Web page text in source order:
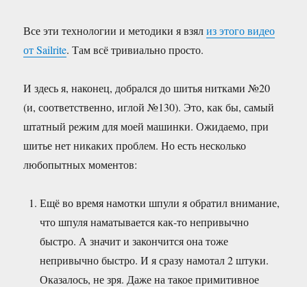
Все эти технологии и методики я взялиз этого видео
от Sailrite. Там всё тривиально просто.
И здесь я, наконец, добрался до шитья нитками №20
(и, соответственно, иглой №130). Это, как бы, самый
штатный режим для моей машинки. Ожидаемо, при
шитье нет никаких проблем. Но есть несколько
любопытных моментов:
Ещё во время намотки шпули я обратил внимание,
что шпуля наматывается как-то непривычно
быстро. А значит и закончится она тоже
непривычно быстро. И я сразу намотал 2 штуки.
Оказалось, не зря. Даже на такое примитивное